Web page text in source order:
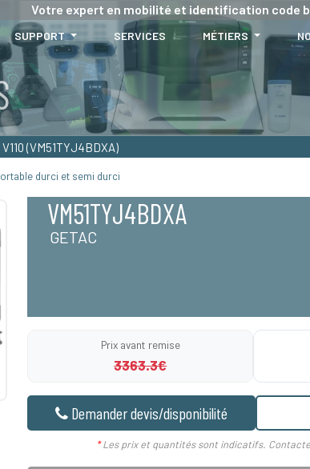
Votre expert en mobilité et identification code
SUPPORT SERVICES MÉTIERS
V110 (VM51TYJ4BDXA)
durci et semi durci
VM51TYJ4BDXA
GETAC
Prix avant remise
3363.3€
Demander devis/disponibilité
*Les prix et quantités sont indicatifs.